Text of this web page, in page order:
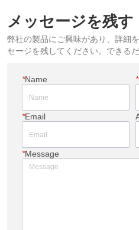
メッセージを残す
弊社の製品にご興味があり、詳細
セージを残してください。できる
*Name *
*Email
*Message